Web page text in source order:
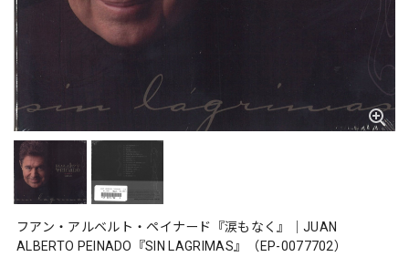
フアン・アルベルト・ペイナード『涙もなく』｜JUAN
ALBERTO PEINADO『SIN LAGRIMAS』（EP-0077702）